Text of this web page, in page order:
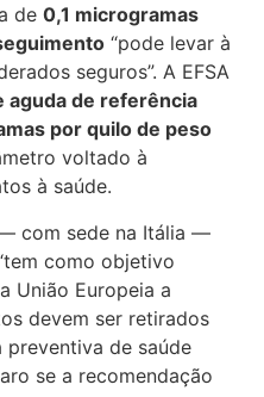
de0,1 microgramas
“pode levar à
seguros”. A EFSA
aguda de referência
por quilo de peso
voltado à
à saúde.
com sede na Itália —
como objetivo
União Europeia a
devem ser retirados
de saúde
se a recomendação